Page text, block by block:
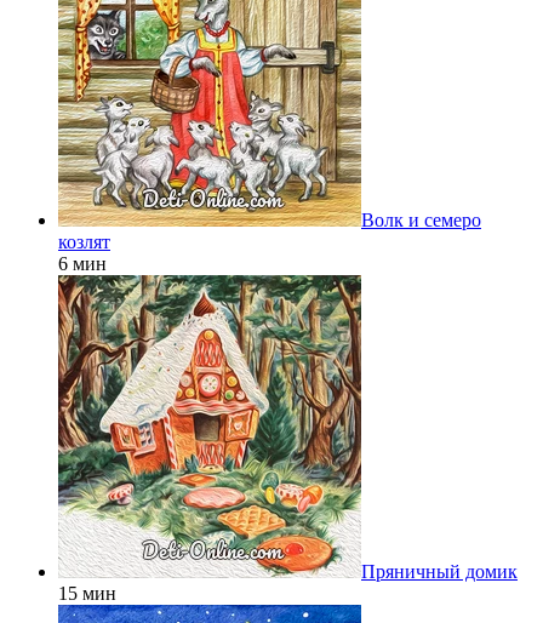
Волк и семеро
козлят
6 мин
Пряничный домик
15 мин